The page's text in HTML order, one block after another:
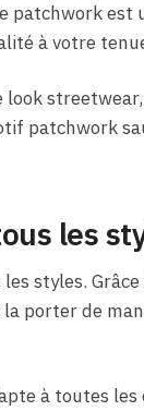
patchwork
à votre
look
patchwork
les
styles. Grâce
porter de
à toutes les